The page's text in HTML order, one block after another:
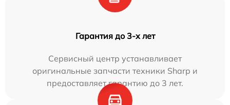
Гарантия до 3-х лет
Сервисный центр устанавливает
оригинальные запчасти техники Sharp и
предоставляет гарантию до 3 лет.